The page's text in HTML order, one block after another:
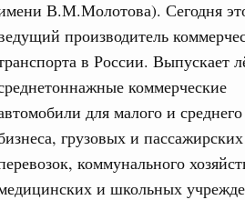
В.М.Молотова). Сегодня
производитель
в России. Выпускает
коммерческие
для малого и среднего
грузовых и пассажирских
коммунального
и школьных
поздравил
профессиональный праздник
Вчера
политика в сфере